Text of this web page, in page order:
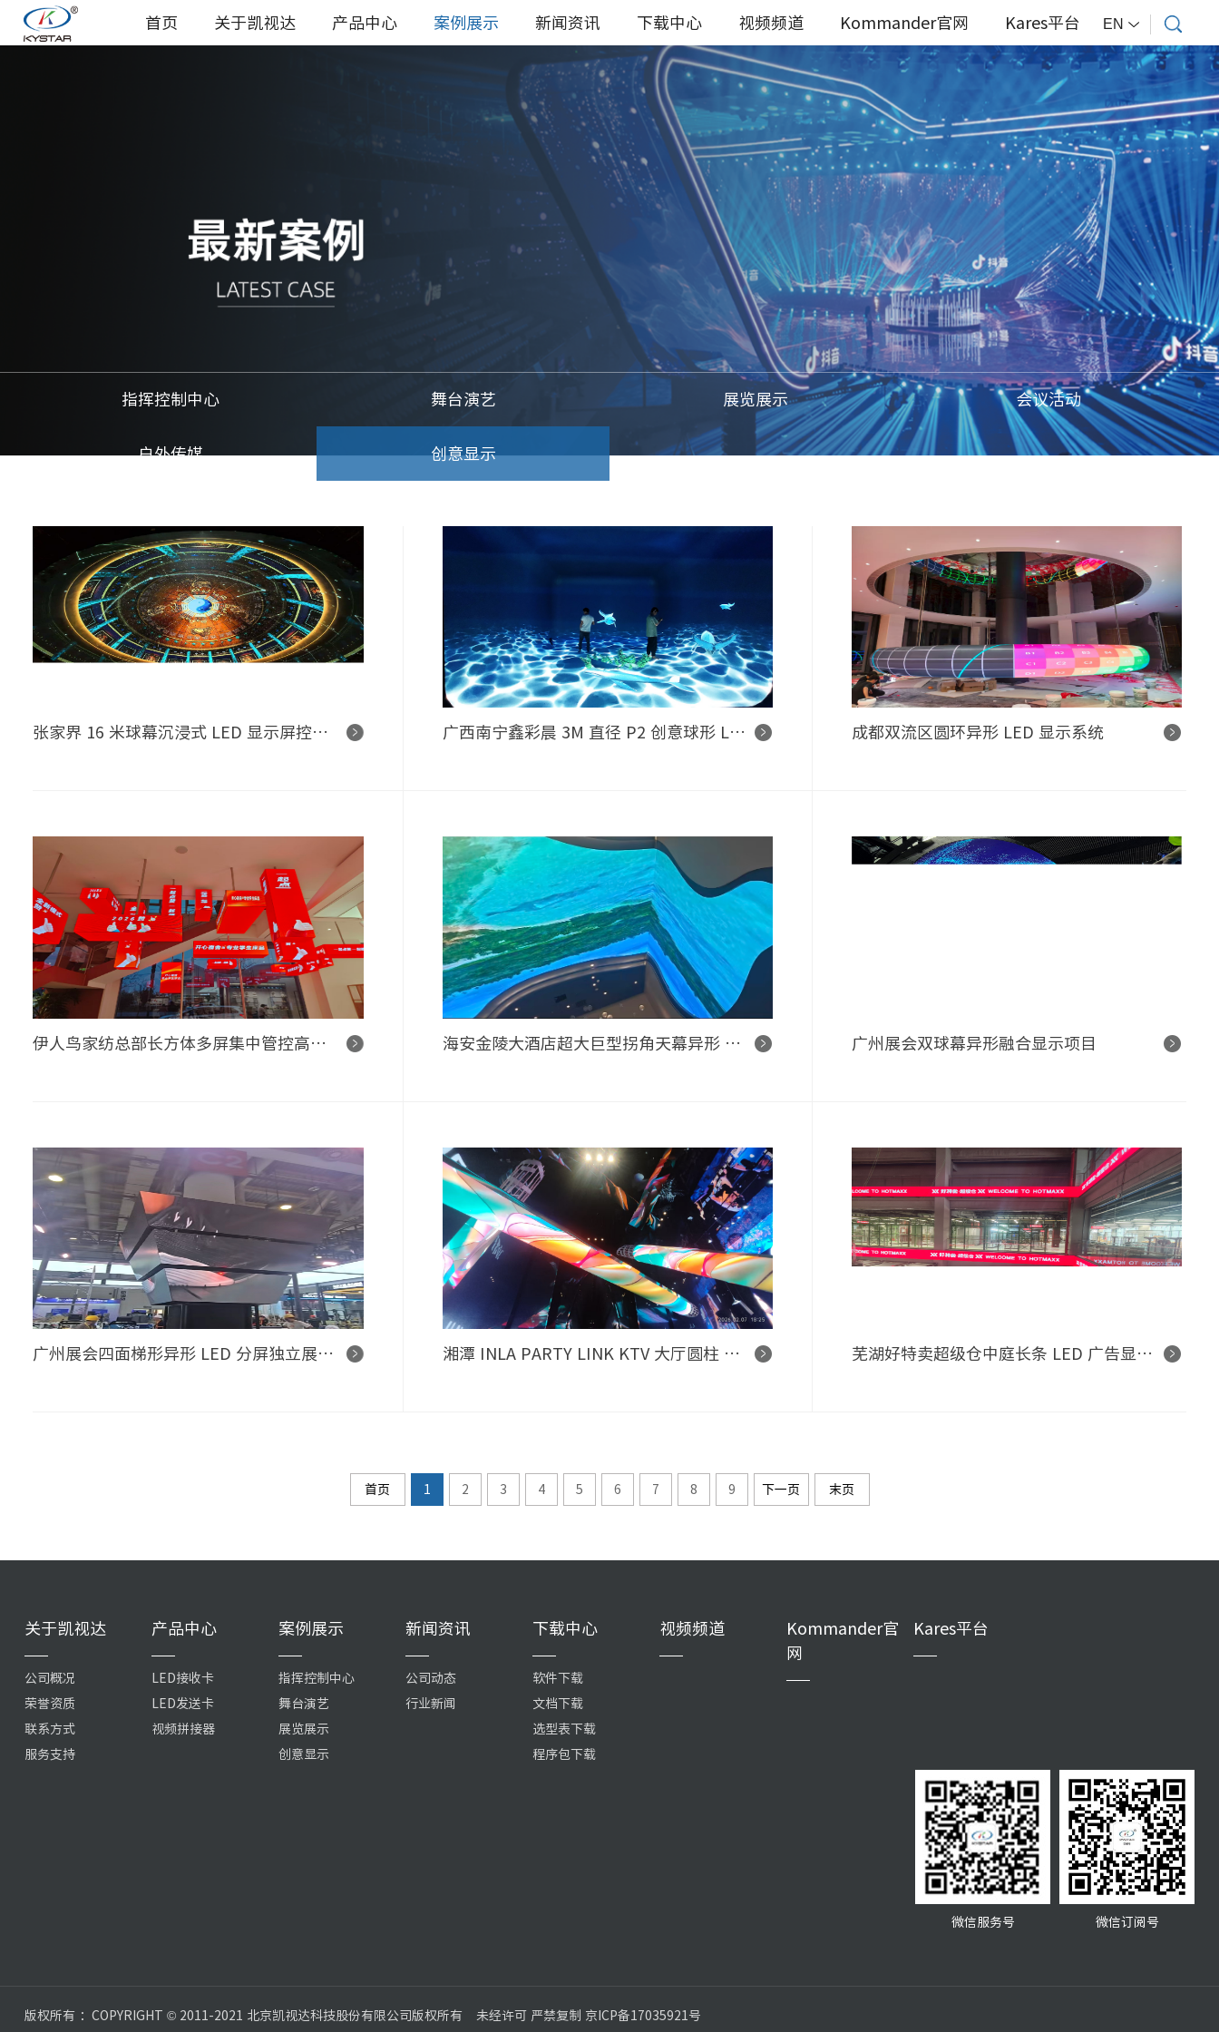
EN
首页 关于凯视达 产品中心 案例展示 新闻资讯 下载中心 视频频道 Kommander官网 Kares平台
指挥控制中心 舞台演艺 展览展示 会议活动
户外传媒 创意显示
张家界 16 米球幕沉浸式 LED 显示屏控制系统项目 广西南宁鑫彩晨 3M 直径 P2 创意球形 LED 显示系统项目 成都双流区圆环异形 LED 显示系统
伊人鸟家纺总部长方体多屏集中管控高清 LED 展示项目 海安金陵大酒店超大巨型拐角天幕异形 LED 显示项目 广州展会双球幕异形融合显示项目
广州展会四面梯形异形 LED 分屏独立展示项目 湘潭 INLA PARTY LINK KTV 大厅圆柱 LED 氛围屏项目 芜湖好特卖超级仓中庭长条 LED 广告显示项目
首页 1 2 3 4 5 6 7 8 9 下一页 末页
关于凯视达
公司概况
荣誉资质
联系方式
服务支持
产品中心
LED接收卡
LED发送卡
视频拼接器
案例展示
指挥控制中心
舞台演艺
展览展示
创意显示
新闻资讯
公司动态
行业新闻
下载中心
软件下载
文档下载
选型表下载
程序包下载
视频频道
Kommander官
网
Kares平台
微信服务号 微信订阅号
版权所有 ：COPYRIGHT © 2011-2021 北京凯视达科技股份有限公司版权所有 未经许可 严禁复制 京ICP备17035921号